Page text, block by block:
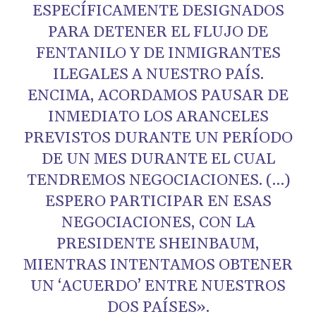
ESPECÍFICAMENTE DESIGNADOS
PARA DETENER EL FLUJO DE
FENTANILO Y DE INMIGRANTES
ILEGALES A NUESTRO PAÍS.
ENCIMA, ACORDAMOS PAUSAR DE
INMEDIATO LOS ARANCELES
PREVISTOS DURANTE UN PERÍODO
DE UN MES DURANTE EL CUAL
TENDREMOS NEGOCIACIONES. (…)
ESPERO PARTICIPAR EN ESAS
NEGOCIACIONES, CON LA
PRESIDENTE SHEINBAUM,
MIENTRAS INTENTAMOS OBTENER
UN ‘ACUERDO’ ENTRE NUESTROS
DOS PAÍSES».